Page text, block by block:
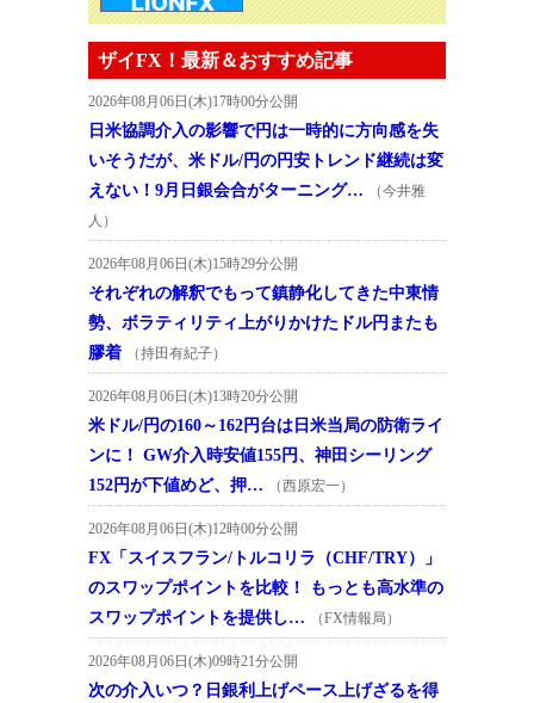
ザイFX！最新＆おすすめ記事
2026年08月06日(木)17時00分公開
日米協調介入の影響で円は一時的に方向感を失
いそうだが、米ドル/円の円安トレンド継続は変
えない！9月日銀会合がターニング…
（今井雅
人）
2026年08月06日(木)15時29分公開
それぞれの解釈でもって鎮静化してきた中東情
勢、ボラティリティ上がりかけたドル円またも
膠着
（持田有紀子）
2026年08月06日(木)13時20分公開
米ドル/円の160～162円台は日米当局の防衛ライ
ンに！ GW介入時安値155円、神田シーリング
152円が下値めど、押…
（西原宏一）
2026年08月06日(木)12時00分公開
FX「スイスフラン/トルコリラ（CHF/TRY）」
のスワップポイントを比較！ もっとも高水準の
スワップポイントを提供し…
（FX情報局）
2026年08月06日(木)09時21分公開
次の介入いつ？日銀利上げペース上げざるを得